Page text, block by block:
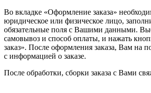
Во вкладке «Оформление заказа»
юридическое или физическое лицо,
обязательные поля с Вашими данными.
самовывоз и способ оплаты, и нажать
заказ». После оформления заказа, Вам на
с информацией о заказе.
После обработки, сборки заказа с Вами